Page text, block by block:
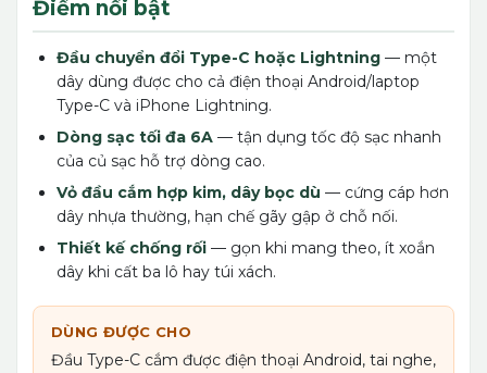
Điểm nổi bật
Đầu chuyển đổi Type-C hoặc Lightning — một
dây dùng được cho cả điện thoại Android/laptop
Type-C và iPhone Lightning.
Dòng sạc tối đa 6A — tận dụng tốc độ sạc nhanh
của củ sạc hỗ trợ dòng cao.
Vỏ đầu cắm hợp kim, dây bọc dù — cứng cáp hơn
dây nhựa thường, hạn chế gãy gập ở chỗ nối.
Thiết kế chống rối — gọn khi mang theo, ít xoắn
dây khi cất ba lô hay túi xách.
DÙNG ĐƯỢC CHO
Đầu Type-C cắm được điện thoại Android, tai nghe,